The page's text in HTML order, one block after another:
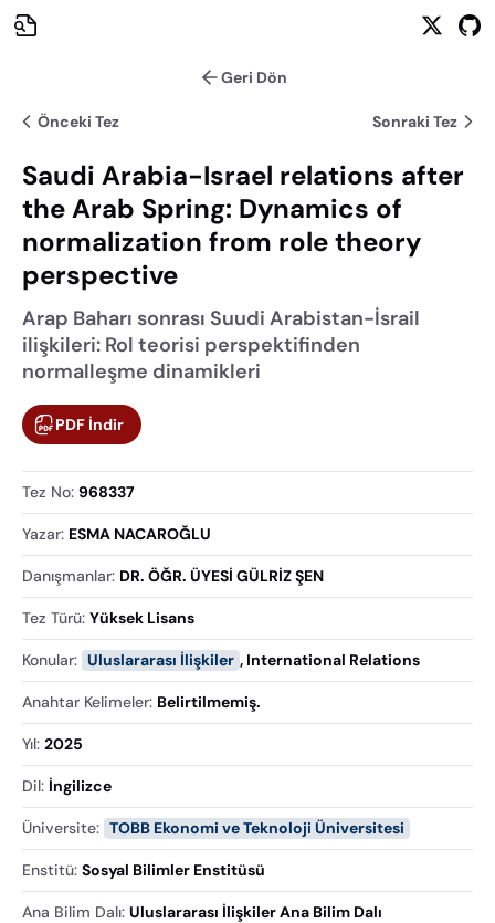
Geri Dön
Önceki Tez Sonraki Tez
Saudi Arabia-Israel relations after
the Arab Spring: Dynamics of
normalization from role theory
perspective
Arap Baharı sonrası Suudi Arabistan-İsrail
ilişkileri: Rol teorisi perspektifinden
normalleşme dinamikleri
PDF İndir
Tez No: 968337
Yazar: ESMA NACAROĞLU
Danışmanlar: DR. ÖĞR. ÜYESİ GÜLRİZ ŞEN
Tez Türü: Yüksek Lisans
Konular: Uluslararası İlişkiler , International Relations
Anahtar Kelimeler: Belirtilmemiş.
Yıl: 2025
Dil: İngilizce
Üniversite: TOBB Ekonomi ve Teknoloji Üniversitesi
Enstitü: Sosyal Bilimler Enstitüsü
Ana Bilim Dalı: Uluslararası İlişkiler Ana Bilim Dalı